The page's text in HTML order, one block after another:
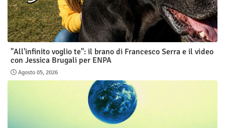
"All'infinito voglio te": il brano di Francesco Serra e il video
con Jessica Brugali per ENPA
Agosto 05, 2026